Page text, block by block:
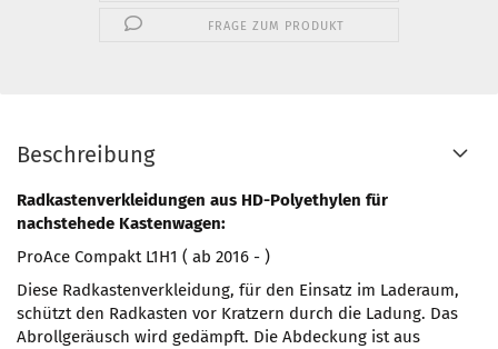
FRAGE ZUM PRODUKT
Beschreibung
Radkastenverkleidungen aus HD-Polyethylen für
nachstehede Kastenwagen:
ProAce Compakt L1H1 ( ab 2016 - )
Diese Radkastenverkleidung, für den Einsatz im Laderaum,
schützt den Radkasten vor Kratzern durch die Ladung. Das
Abrollgeräusch wird gedämpft. Die Abdeckung ist aus